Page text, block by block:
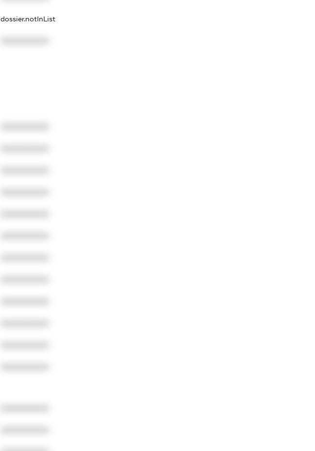
dossier.notInList